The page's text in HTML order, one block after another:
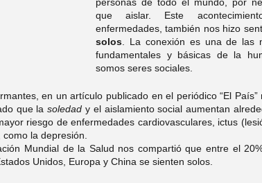
Psic. Arturo Garay
Psic. Rocío Argüelles
que aislar. Este
solos . La conexión es una de las
fundamentales y básicas de la
somos seres sociales.
que la soledad y el aislamiento social aumentan
riesgo de enfermedades cardiovasculares, ictus
la depresión.
Mundial de la Salud nos compartió que entre el
Unidos, Europa y China se sienten solos.